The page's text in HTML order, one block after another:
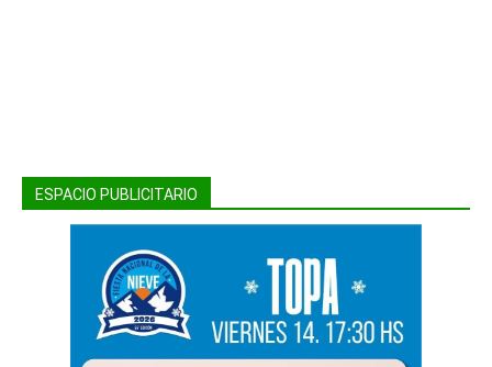
ESPACIO PUBLICITARIO